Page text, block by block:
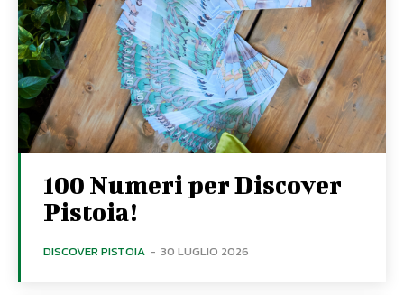
100 Numeri per Discover
Pistoia!
DISCOVER PISTOIA - 30 LUGLIO 2026